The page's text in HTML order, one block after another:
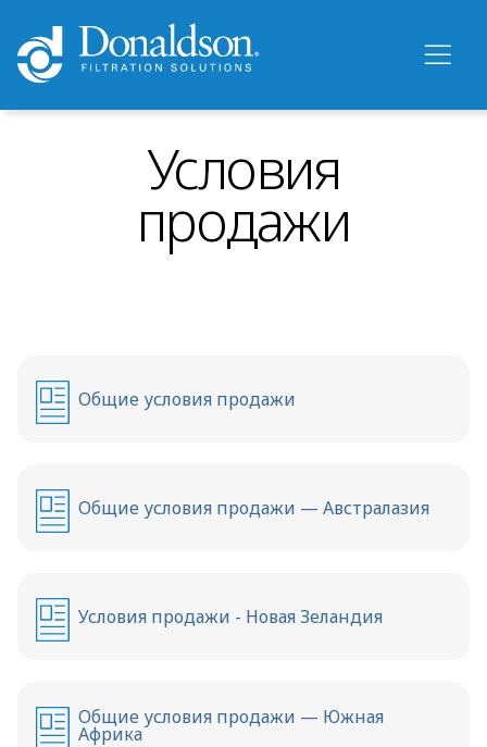
Условия
продажи
Общие условия продажи
Общие условия продажи — Австралазия
Условия продажи - Новая Зеландия
Общие условия продажи — Южная
Африка